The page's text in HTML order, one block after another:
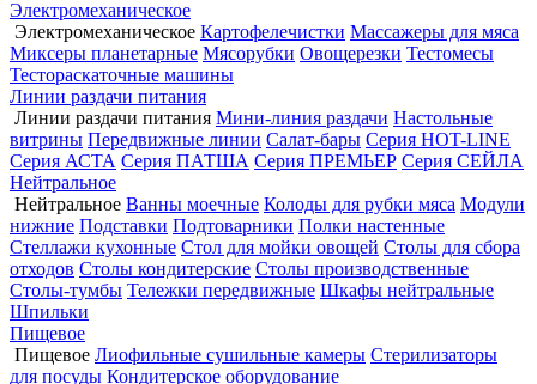
Электромеханическое
Электромеханическое Картофелечистки Массажеры для мяса
Миксеры планетарные Мясорубки Овощерезки Тестомесы
Тестораскаточные машины
Линии раздачи питания
Линии раздачи питания Мини-линия раздачи Настольные
витрины Передвижные линии Салат-бары Серия HOT-LINE
Серия АСТА Серия ПАТША Серия ПРЕМЬЕР Серия СЕЙЛА
Нейтральное
Нейтральное Ванны моечные Колоды для рубки мяса Модули
нижние Подставки Подтоварники Полки настенные
Стеллажи кухонные Стол для мойки овощей Столы для сбора
отходов Столы кондитерские Столы производственные
Столы-тумбы Тележки передвижные Шкафы нейтральные
Шпильки
Пищевое
Пищевое Лиофильные сушильные камеры Стерилизаторы
для посуды Кондитерское оборудование